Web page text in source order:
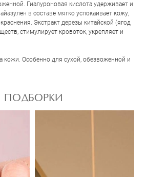
Гиалуроновая кислота удерживает и
в составе мягко успокаивает кожу,
Экстракт дерезы китайской (ягод
стимулирует кровоток, укрепляет и
кожи. Особенно для сухой, обезвоженной и
ПОДБОРКИ